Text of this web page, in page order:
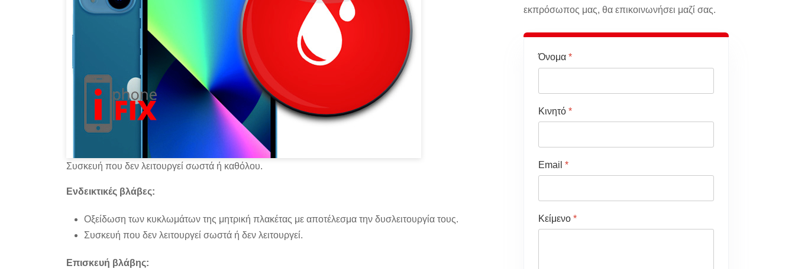
Συσκευή που δεν λειτουργεί σωστά ή καθόλου.
Ενδεικτικές βλάβες:
Οξείδωση των κυκλωμάτων της μητρική πλακέτας με αποτέλεσμα την δυσλειτουργία τους.
Συσκευή που δεν λειτουργεί σωστά ή δεν λειτουργεί.
Επισκευή βλάβης:
εκπρόσωπος μας, θα επικοινωνήσει μαζί σας.
Όνομα*
Κινητό*
Email*
Κείμενο*